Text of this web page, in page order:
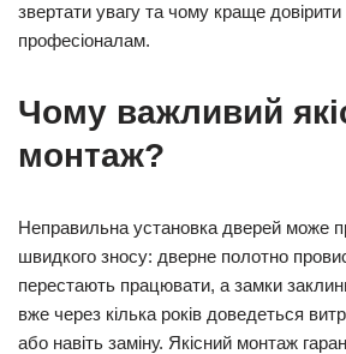
звертати увагу та чому краще
професіоналам.
Чому важливий
монтаж?
Неправильна установка дверей може
швидкого зносу: дверне полотно
перестають працювати, а замки
вже через кілька років доведеться
або навіть заміну. Якісний монтаж